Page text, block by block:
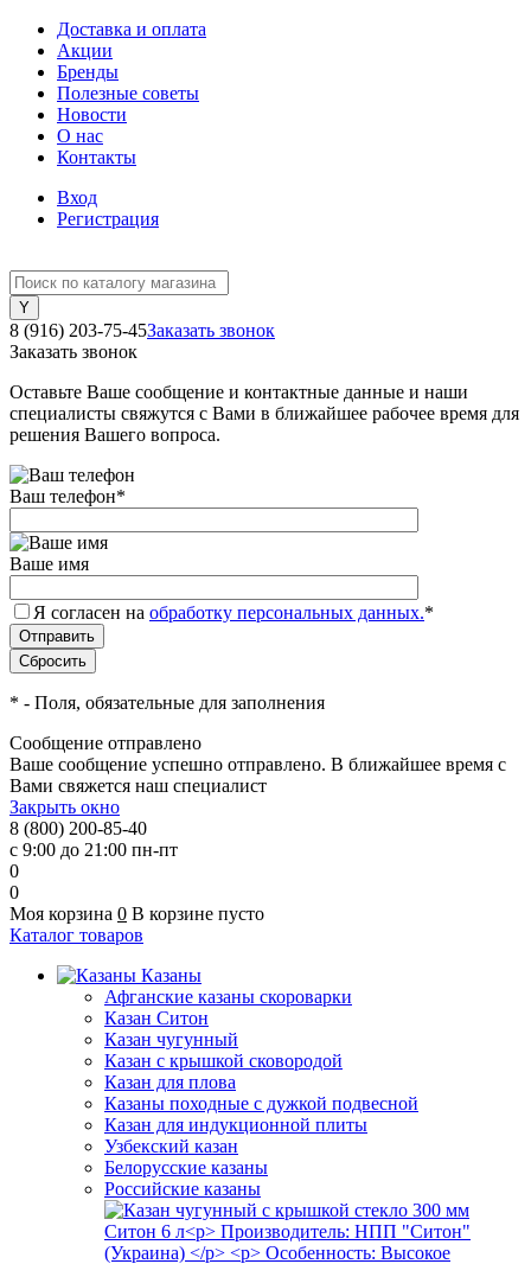
Доставка и оплата
Акции
Бренды
Полезные советы
Новости
О нас
Контакты
Вход
Регистрация
8 (916) 203-75-45Заказать звонок
Заказать звонок
Оставьте Ваше сообщение и контактные данные и наши
специалисты свяжутся с Вами в ближайшее рабочее время для
решения Вашего вопроса.
Ваш телефон*
Ваше имя
Я согласен на обработку персональных данных.*
* - Поля, обязательные для заполнения
Сообщение отправлено
Ваше сообщение успешно отправлено. В ближайшее время с
Вами свяжется наш специалист
Закрыть окно
8 (800) 200-85-40
с 9:00 до 21:00 пн-пт
0
0
Моя корзина 0 В корзине пусто
Каталог товаров
Казаны
Афганские казаны скороварки
Казан Ситон
Казан чугунный
Казан с крышкой сковородой
Казан для плова
Казаны походные с дужкой подвесной
Казан для индукционной плиты
Узбекский казан
Белорусские казаны
Российские казаны